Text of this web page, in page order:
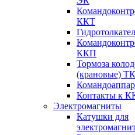
ККТ
ККП
Тормоза
(крановые)
Контакты к
Электромагниты
Катушки для